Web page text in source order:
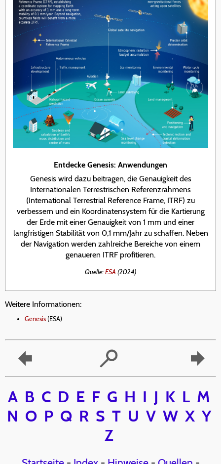
Entdecke Genesis: Anwendungen
Genesis wird dazu beitragen, die Genauigkeit des
Internationalen Terrestrischen Referenzrahmens
(International Terrestrial Reference Frame, ITRF) zu
verbessern und ein Koordinatensystem für die Kartierung
der Erde mit einer Genauigkeit von 1 mm und einer
langfristigen Stabilität von 0,1 mm/Jahr zu schaffen. Neben
der Navigation werden zahlreiche Bereiche von einem
genaueren ITRF profitieren.
Quelle:ESA (2024)
Weitere Informationen:
Genesis (ESA)
A B C D E F G H I J K L M
N O P Q R S T U V W X Y
Z